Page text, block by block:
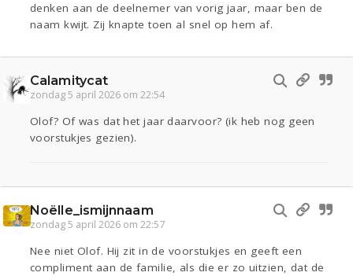
denken aan de deelnemer van vorig jaar, maar ben de
naam kwijt. Zij knapte toen al snel op hem af.
Calamitycat
zondag 5 april 2026 om 22:54
Olof? Of was dat het jaar daarvoor? (ik heb nog geen
voorstukjes gezien).
Noëlle_ismijnnaam
zondag 5 april 2026 om 22:57
Nee niet Olof. Hij zit in de voorstukjes en geeft een
compliment aan de familie, als die er zo uitzien, dat de